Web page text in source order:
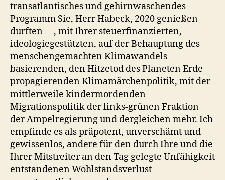
transatlantisches und gehirnwaschendes
Programm Sie, Herr Habeck, 2020 genießen
durften —, mit Ihrer steuerfinanzierten,
ideologiegestützten, auf der Behauptung des
menschengemachten Klimawandels
basierenden, den Hitzetod des Planeten Erde
propagierenden Klimamärchenpolitik, mit der
mittlerweile kindermordenden
Migrationspolitik der links-grünen Fraktion
der Ampelregierung und dergleichen mehr. Ich
empfinde es als präpotent, unverschämt und
gewissenlos, andere für den durch Ihre und die
Ihrer Mitstreiter an den Tag gelegte Unfähigkeit
entstandenen Wohlstandsverlust